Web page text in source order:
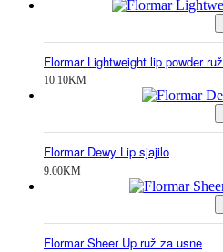
Flormar Lightweight lip powder ruž
10.10KM
Flormar Dewy Lip sjajilo
9.00KM
Flormar Sheer Up ruž za usne